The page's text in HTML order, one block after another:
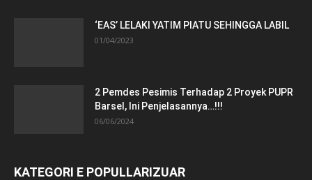
‘EAS’ LELAKI YATIM PIATU SEHINGGA LABIL
01/04/2023
2 Pemdes Pesimis Terhadap 2 Proyek PUPR
Barsel, Ini Penjelasannya…!!!
06/06/2024
KATEGORI E POPULLARIZUAR